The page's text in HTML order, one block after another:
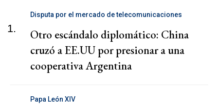
1.
Disputa por el mercado de telecomunicaciones
Otro escándalo diplomático: China
cruzó a EE.UU por presionar a una
cooperativa Argentina
Papa León XIV